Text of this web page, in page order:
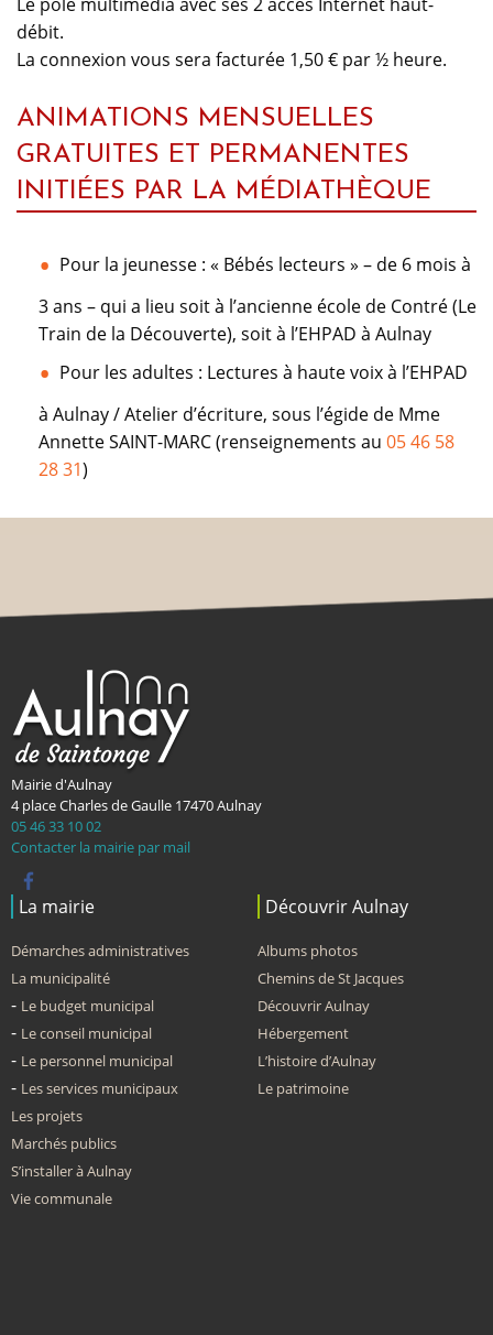
débit.
La connexion vous sera facturée 1,50 € par ½ heure.
ANIMATIONS MENSUELLES
GRATUITES ET PERMANENTES
INITIÉES PAR LA MÉDIATHÈQUE
Pour la jeunesse : « Bébés lecteurs » – de 6 mois à
3 ans – qui a lieu soit à l’ancienne école de Contré (Le
Train de la Découverte), soit à l’EHPAD à Aulnay
Pour les adultes : Lectures à haute voix à l’EHPAD
à Aulnay / Atelier d’écriture, sous l’égide de Mme
Annette SAINT-MARC (renseignements au 05 46 58
28 31)
Mairie d'Aulnay
4 place Charles de Gaulle 17470Aulnay
05 46 33 10 02
Contacter la mairie par mail
La mairie
Démarches administratives
La municipalité
Le budget municipal
Le conseil municipal
Le personnel municipal
Les services municipaux
Les projets
Marchés publics
S’installer à Aulnay
Vie communale
Découvrir Aulnay
Albums photos
Chemins de St Jacques
Découvrir Aulnay
Hébergement
L’histoire d’Aulnay
Le patrimoine